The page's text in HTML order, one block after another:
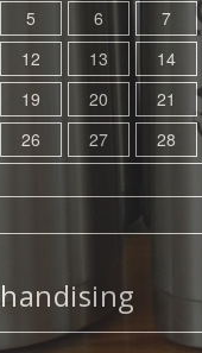
5 6 7
12 13 14
19 20 21
26 27 28